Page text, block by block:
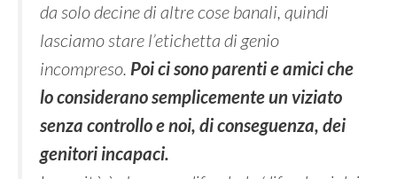
da solo decine di altre cose banali, quindi
lasciamo stare l’etichetta di genio
incompreso. Poi ci sono parenti e amici che
lo considerano semplicemente un viziato
senza controllo e noi, di conseguenza, dei
genitori incapaci.